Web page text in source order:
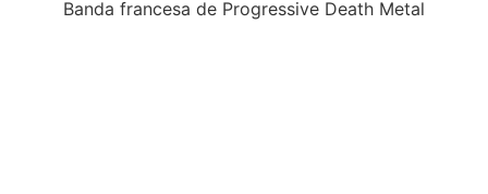
Banda francesa de Progressive Death Metal